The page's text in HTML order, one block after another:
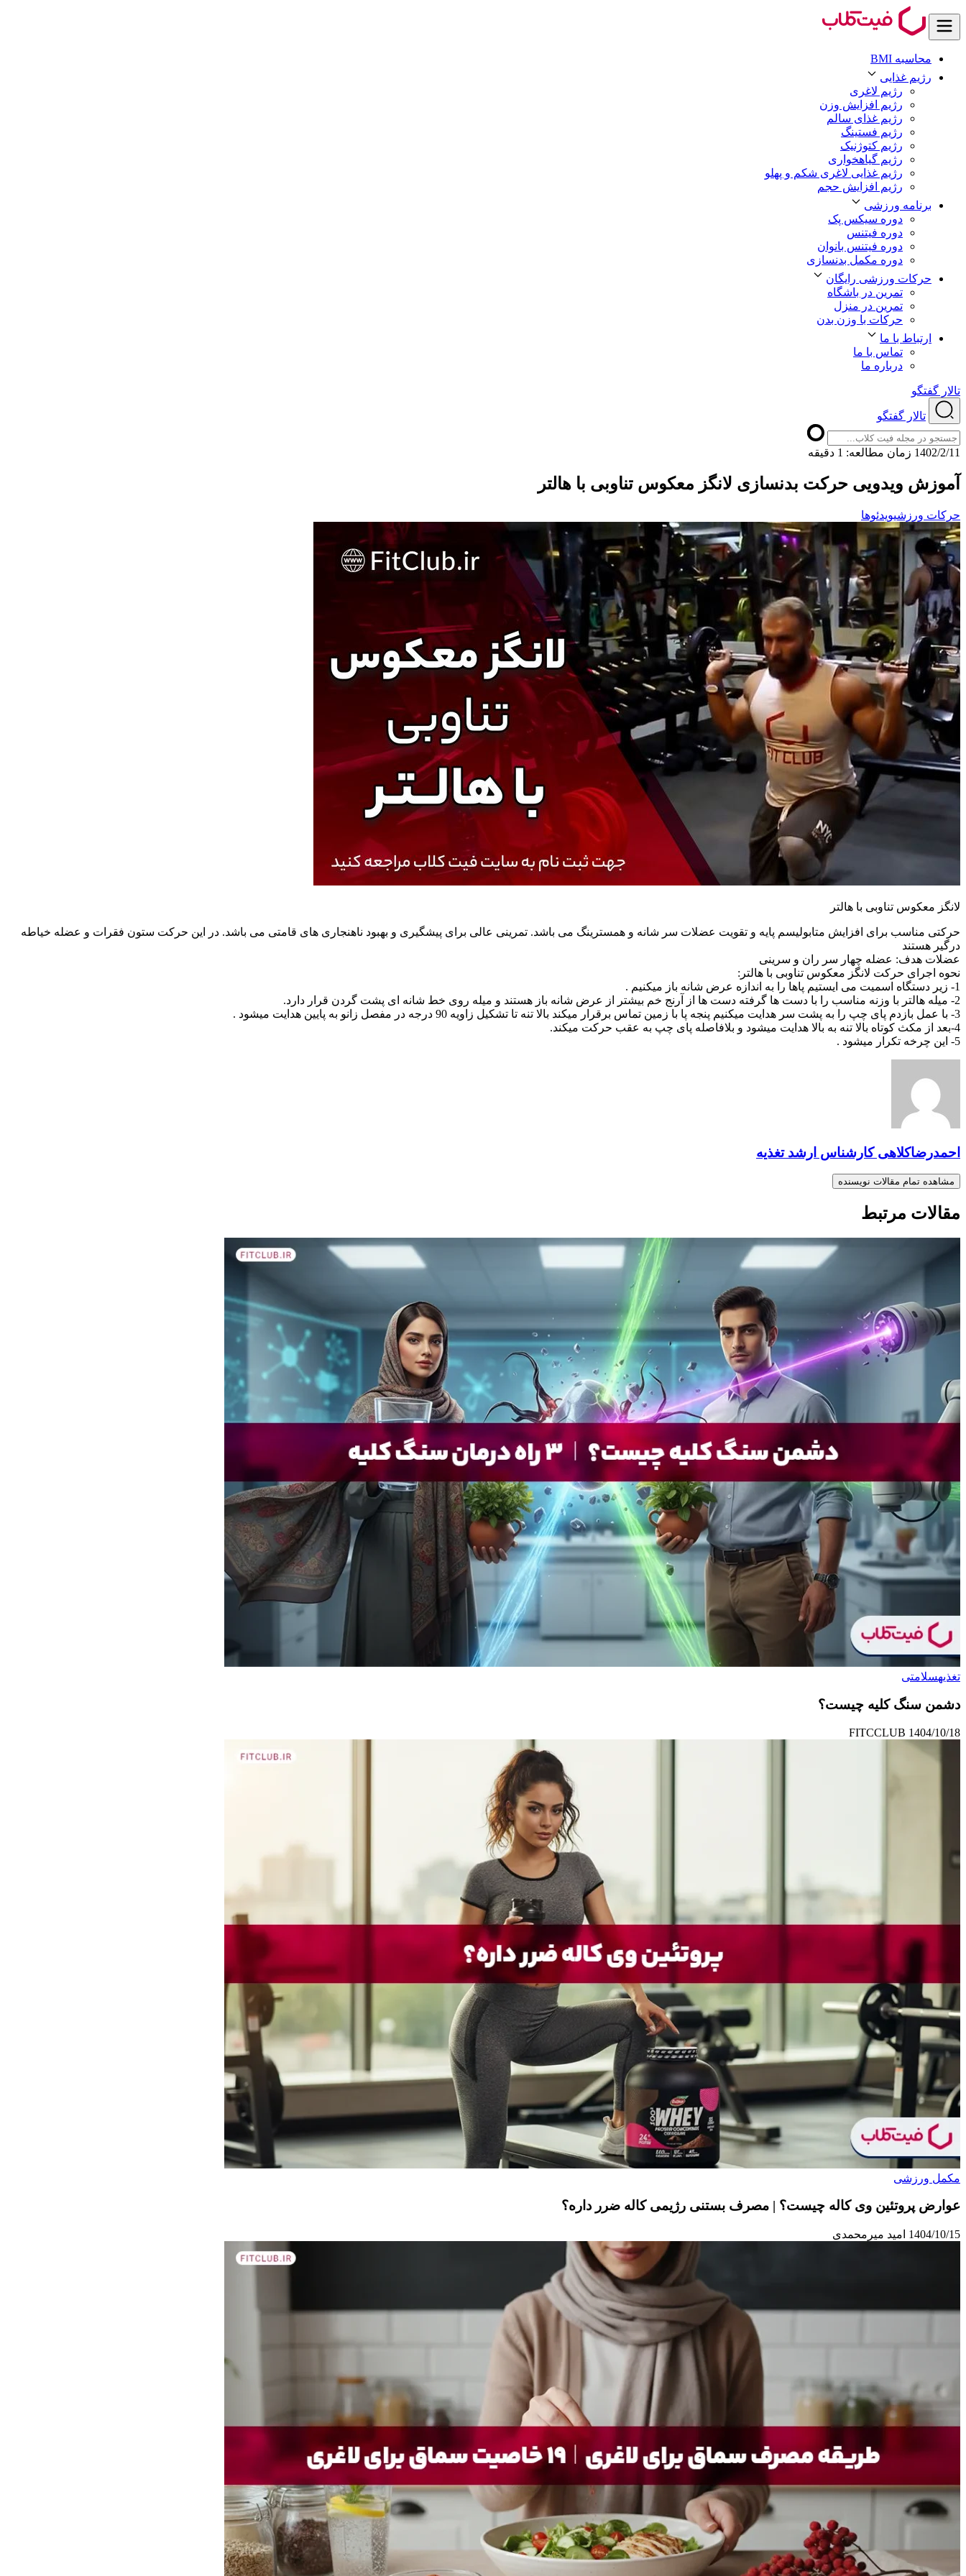
محاسبه BMI
رژیم غذایی
رژیم لاغری
رژیم افزایش وزن
رژیم غذای سالم
رژیم فستینگ
رژیم کتوژنیک
رژیم گیاهخواری
رژیم غذایی لاغری شکم و پهلو
رژیم افزایش حجم
برنامه ورزشی
دوره سیکس پک
دوره فیتنس
دوره فیتنس بانوان
دوره مکمل بدنسازی
حرکات ورزشی رایگان
تمرین در باشگاه
تمرین در منزل
حرکات با وزن بدن
ارتباط با ما
تماس با ما
درباره ما
تالار گفتگو
تالار گفتگو
1402/2/11 ﺯﻣﺎﻥ ﻣﻄﺎﻟﻌﻪ: 1 دقیقه
آموزش ویدویی حرکت بدنسازی لانگز معکوس تناوبی با هالتر
حرکات ورزشیویدئوها
لانگز معکوس تناوبی با هالتر
حرکتی مناسب برای افزایش متابولیسم پایه و تقویت عضلات سر شانه و همسترینگ می باشد. تمرینی عالی برای پیشگیری و بهبود ناهنجاری های قامتی می باشد. در این حرکت ستون فقرات و عضله خیاطه
درگیر هستند
عضلات هدف: عضله چهار سر ران و سرینی
نحوه اجرای حرکت لانگز معکوس تناوبی با هالتر:
1- زیر دستگاه اسمیت می ایستیم پاها را به اندازه عرض شانه باز میکنیم .
2- میله هالتر با وزنه مناسب را با دست ها گرفته دست ها از آرنج خم بیشتر از عرض شانه باز هستند و میله روی خط شانه ای پشت گردن قرار دارد.
3- با عمل بازدم پای چپ را به پشت سر هدایت میکنیم پنجه پا با زمین تماس برقرار میکند بالا تنه تا تشکیل زاویه 90 درجه در مفصل زانو به پایین هدایت میشود .
4-بعد از مکث کوتاه بالا تنه به بالا هدایت میشود و بلافاصله پای چپ به عقب حرکت میکند.
5- این چرخه تکرار میشود .
احمدرضاکلاهی کارشناس ارشد تغذیه
مشاهده تمام مقالات نویسنده
مقالات مرتبط
تغذیهسلامتی
دشمن سنگ کلیه چیست؟
1404/10/18
FITCCLUB
مکمل ورزشی
عوارض پروتئین وی کاله چیست؟ | مصرف بستنی رژیمی کاله ضرر داره؟
1404/10/15 امید میرمحمدی